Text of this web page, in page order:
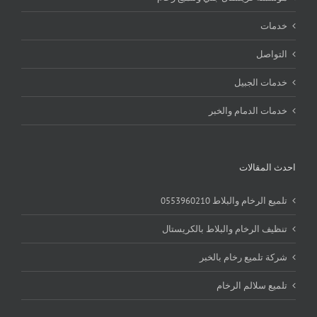
خدمات
التواصل
خدمات الجبيل
خدمات الدمام والخبر
احدث المقالات
تلميع الرخام والبلاط 0553960210
تنظيف الرخام والبلاط بالكريستال
شركة تلميع رخام بالخبر
تلميع سلالم الرخام